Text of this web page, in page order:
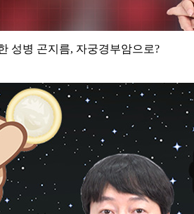
성병 곤지름, 자궁경부암으로?